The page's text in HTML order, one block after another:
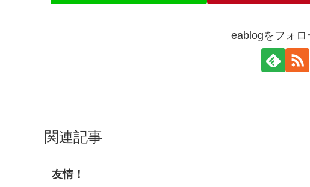
eablogをフォロ
関連記事
友情！